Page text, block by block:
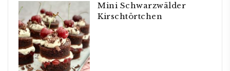
Mini Schwarzwälder
Kirschtörtchen